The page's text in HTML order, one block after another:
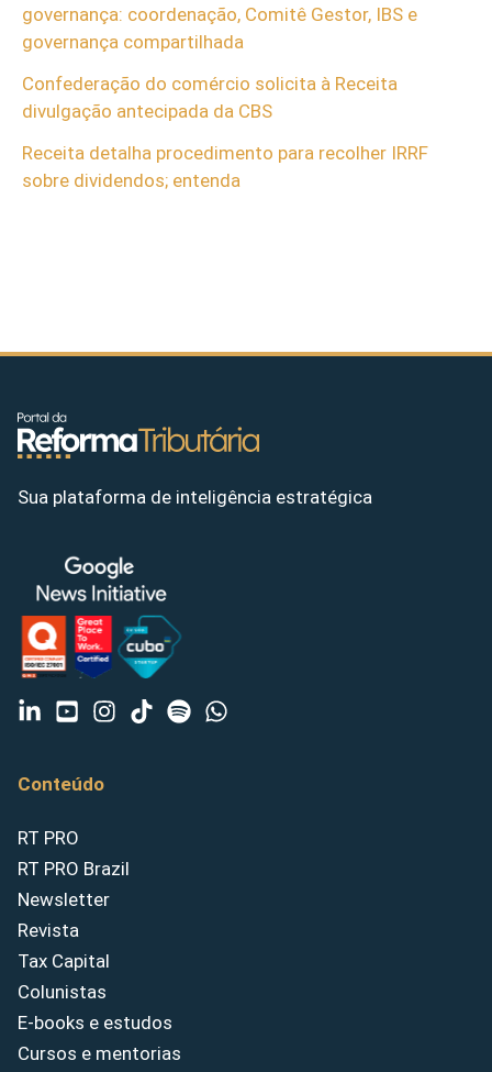
governança: coordenação, Comitê Gestor, IBS e
governança compartilhada
Confederação do comércio solicita à Receita
divulgação antecipada da CBS
Receita detalha procedimento para recolher IRRF
sobre dividendos; entenda
Sua plataforma de inteligência estratégica
Conteúdo
RT PRO
RT PRO Brazil
Newsletter
Revista
Tax Capital
Colunistas
E-books e estudos
Cursos e mentorias